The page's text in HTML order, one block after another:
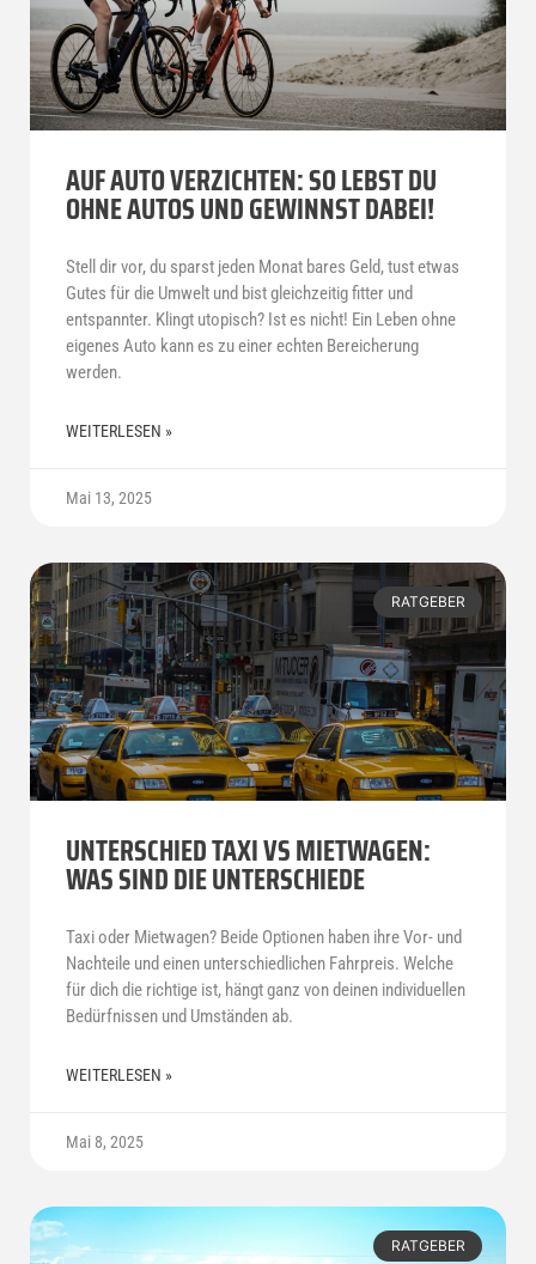
AUF AUTO VERZICHTEN: SO LEBST DU
OHNE AUTOS UND GEWINNST DABEI!
Stell dir vor, du sparst jeden Monat bares Geld, tust etwas
Gutes für die Umwelt und bist gleichzeitig fitter und
entspannter. Klingt utopisch? Ist es nicht! Ein Leben ohne
eigenes Auto kann es zu einer echten Bereicherung
werden.
WEITERLESEN »
Mai 13, 2025
RATGEBER
UNTERSCHIED TAXI VS MIETWAGEN:
WAS SIND DIE UNTERSCHIEDE
Taxi oder Mietwagen? Beide Optionen haben ihre Vor- und
Nachteile und einen unterschiedlichen Fahrpreis. Welche
für dich die richtige ist, hängt ganz von deinen individuellen
Bedürfnissen und Umständen ab.
WEITERLESEN »
Mai 8, 2025
RATGEBER